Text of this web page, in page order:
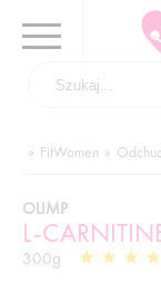
FitWomen
L-
OLIMP
300g